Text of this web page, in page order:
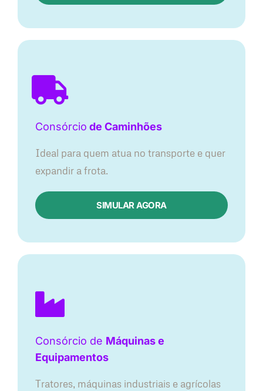
Consórcio de Caminhões
Ideal para quem atua no transporte e quer
expandir a frota.
SIMULAR AGORA
Consórcio de Máquinas e
Equipamentos
Tratores, máquinas industriais e agrícolas